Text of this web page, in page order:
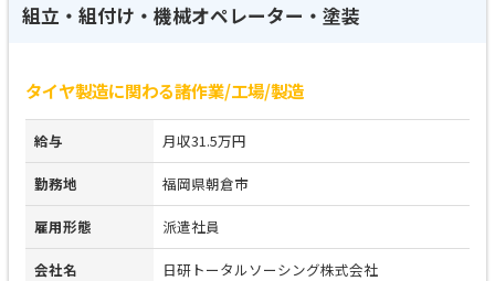
組立・組付け・機械オペレーター・塗装
タイヤ製造に関わる諸作業/工場/製造
給与 月収31.5万円
勤務地 福岡県朝倉市
雇用形態 派遣社員
会社名 日研トータルソーシング株式会社